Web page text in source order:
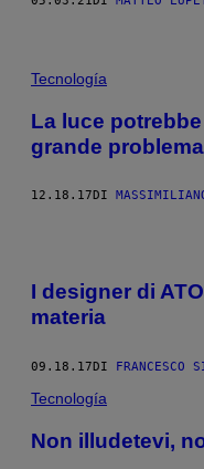
Tecnología
La luce
grande
12.18.17 DI
I designer di
materia
09.18.17DI FRANCESCO
Tecnología
Non illudetevi,